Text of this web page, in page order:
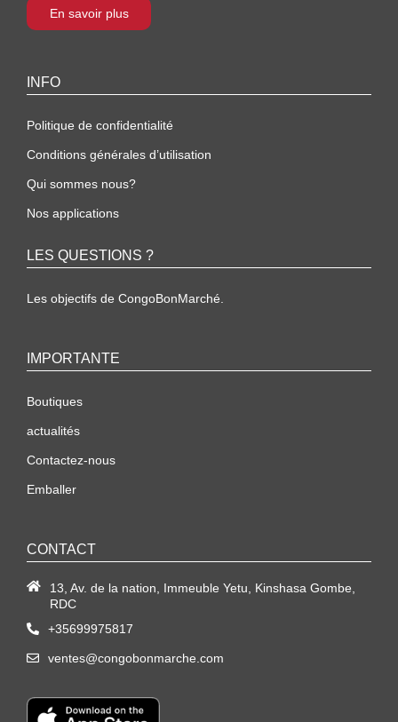
En savoir plus
INFO
Politique de confidentialité
Conditions générales d’utilisation
Qui sommes nous?
Nos applications
LES QUESTIONS ?
Les objectifs de CongoBonMarché.
IMPORTANTE
Boutiques
actualités
Contactez-nous
Emballer
CONTACT
13, Av. de la nation, Immeuble Yetu, Kinshasa Gombe,
RDC
+35699975817
ventes@congobonmarche.com